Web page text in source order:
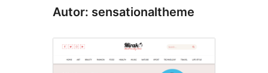
Autor: sensationaltheme